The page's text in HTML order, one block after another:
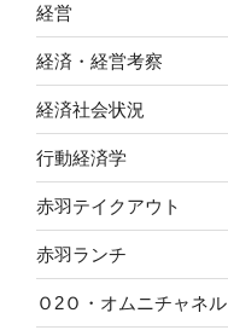
経営
経済・経営考察
経済社会状況
行動経済学
赤羽テイクアウト
赤羽ランチ
Ｏ2Ｏ・オムニチャネル